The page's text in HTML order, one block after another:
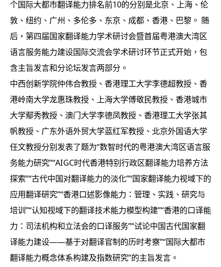
个国际大都市翻译能力排名前10的分别是北京、上海、伦
敦、纽约、广州、多伦多、东京、成都、香港、巴黎。 随
后，第四届国家翻译能力学术研讨会暨首届粤港澳大湾区
语言服务能力建设国际交流会学术研讨环节正式开始，包
含主旨发言和分论坛发言两部分。
中西创新学院仲伟合教授、香港理工大学李德超教授、香
港岭南大学龙惠珠教授、上海大学傅敬民教授、香港城市
大学鄢秀教授、澳门大学李德凤教授、香港理工大学张其
帆教授、广东外语外贸大学蓝红军教授、北京外国语大学
任文教授分别发表了题为“数智时代的粤港澳大湾区语言服
务能力研究”“AIGC时代香港特别行政区翻译能力培养方法
探索”“古代中国对翻译能力的淡化”“国家翻译能力视域下的
应用翻译研究”“香港口述影像能力：管理、实践、研究与
培训”“认知视域下的翻译技术能力模型构建”“香港的口译能
力：司法机构和立法会的口译服务”“试论中国古代国家翻
译能力建设——基于对翻译官制的历时考察”“国际大都市
翻译能力概念体系构建及指数研究”的主旨发言。